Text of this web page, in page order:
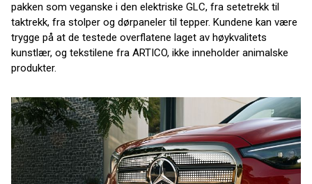
pakken som veganske i den elektriske GLC, fra setetrekk til
taktrekk, fra stolper og dørpaneler til tepper. Kundene kan være
trygge på at de testede overflatene laget av høykvalitets
kunstlær, og tekstilene fra ARTICO, ikke inneholder animalske
produkter.